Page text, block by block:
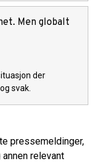
Men globalt
der
svak.
pressemeldinger,
relevant